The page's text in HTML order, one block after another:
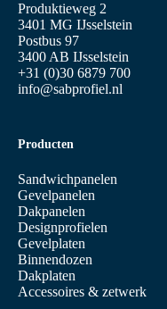
Produktieweg 2
3401 MG IJsselstein
Postbus 97
3400 AB IJsselstein
+31 (0)30 6879 700
info@sabprofiel.nl
Producten
Sandwichpanelen
Gevelpanelen
Dakpanelen
Designprofielen
Gevelplaten
Binnendozen
Dakplaten
Accessoires & zetwerk